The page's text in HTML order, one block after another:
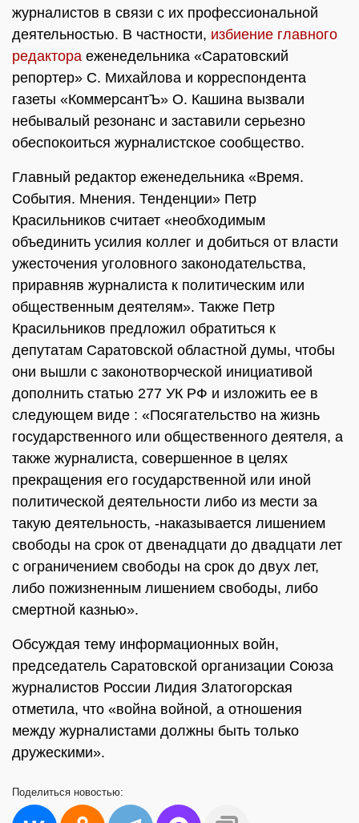
журналистов в связи с их профессиональной
деятельностью. В частности, избиение главного
редактора еженедельника «Саратовский
репортер» С. Михайлова и корреспондента
газеты «КоммерсантЪ» О. Кашина вызвали
небывалый резонанс и заставили серьезно
обеспокоиться журналистское сообщество.
Главный редактор еженедельника «Время.
События. Мнения. Тенденции» Петр
Красильников считает «необходимым
объединить усилия коллег и добиться от власти
ужесточения уголовного законодательства,
приравняв журналиста к политическим или
общественным деятелям». Также Петр
Красильников предложил обратиться к
депутатам Саратовской областной думы, чтобы
они вышли с законотворческой инициативой
дополнить статью 277 УК РФ и изложить ее в
следующем виде : «Посягательство на жизнь
государственного или общественного деятеля, а
также журналиста, совершенное в целях
прекращения его государственной или иной
политической деятельности либо из мести за
такую деятельность, -наказывается лишением
свободы на срок от двенадцати до двадцати лет
с ограничением свободы на срок до двух лет,
либо пожизненным лишением свободы, либо
смертной казнью».
Обсуждая тему информационных войн,
председатель Саратовской организации Союза
журналистов России Лидия Златогорская
отметила, что «война войной, а отношения
между журналистами должны быть только
дружескими».
Поделиться новостью: